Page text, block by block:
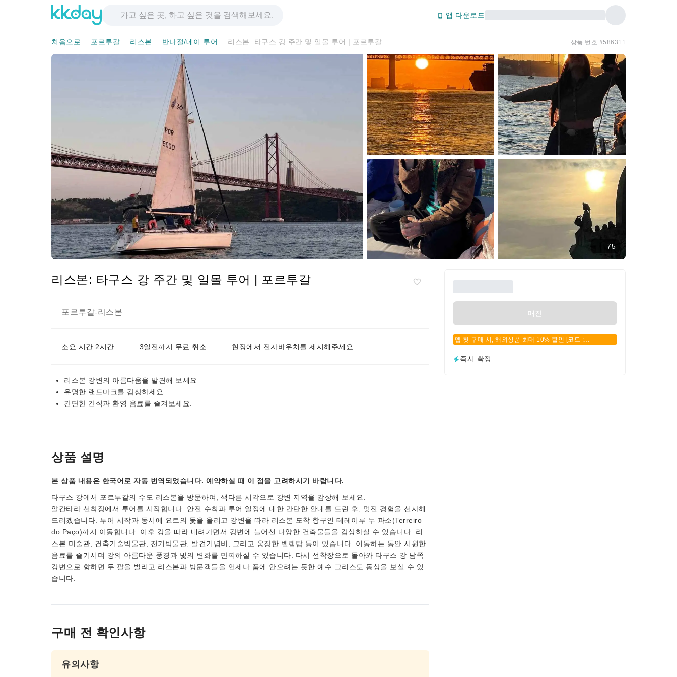
앱 다운로드
처음으로 포르투갈 리스본 반나절/데이 투어 리스본: 타구스 강 주간 및 일몰 투어 | 포르투갈 상품 번호 #586311
75
리스본: 타구스 강 주간 및 일몰 투어 | 포르투갈
포르투갈-리스본
소요 시간:2시간 3일전까지 무료 취소 현장에서 전자바우처를 제시해주세요.
리스본 강변의 아름다움을 발견해 보세요
유명한 랜드마크를 감상하세요
간단한 간식과 환영 음료를 즐겨보세요.
매진
앱 첫 구매 시, 해외상품 최대 10% 할인 [코드 :
즉시 확정
상품 설명
본 상품 내용은 한국어로 자동 번역되었습니다. 예약하실 때 이 점을 고려하시기 바랍니다.
타구스 강에서 포르투갈의 수도 리스본을 방문하여, 색다른 시각으로 강변 지역을 감상해 보세요.
알칸타라 선착장에서 투어를 시작합니다. 안전 수칙과 투어 일정에 대한 간단한 안내를 드린 후, 멋진 경험을 선사해
드리겠습니다. 투어 시작과 동시에 요트의 돛을 올리고 강변을 따라 리스본 도착 항구인 테레이루 두 파소(Terreiro
do Paço)까지 이동합니다. 이후 강을 따라 내려가면서 강변에 늘어선 다양한 건축물들을 감상하실 수 있습니다. 리
스본 미술관, 건축기술박물관, 전기박물관, 발견기념비, 그리고 웅장한 벨렘탑 등이 있습니다. 이동하는 동안 시원한
음료를 즐기시며 강의 아름다운 풍경과 빛의 변화를 만끽하실 수 있습니다. 다시 선착장으로 돌아와 타구스 강 남쪽
강변으로 향하면 두 팔을 벌리고 리스본과 방문객들을 언제나 품에 안으려는 듯한 예수 그리스도 동상을 보실 수 있
습니다.
구매 전 확인사항
유의사항